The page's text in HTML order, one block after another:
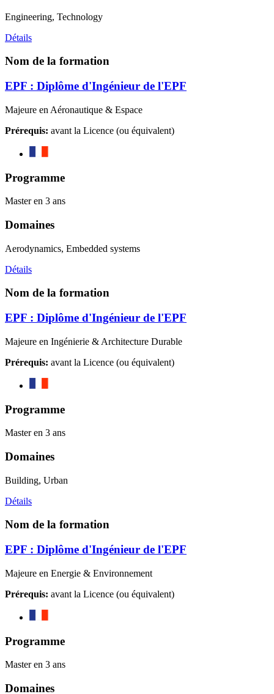
Engineering, Technology
Détails
Nom de la formation
EPF : Diplôme d'Ingénieur de l'EPF
Majeure en Aéronautique & Espace
Prérequis: avant la Licence (ou équivalent)
Programme
Master en 3 ans
Domaines
Aerodynamics, Embedded systems
Détails
Nom de la formation
EPF : Diplôme d'Ingénieur de l'EPF
Majeure en Ingénierie & Architecture Durable
Prérequis: avant la Licence (ou équivalent)
Programme
Master en 3 ans
Domaines
Building, Urban
Détails
Nom de la formation
EPF : Diplôme d'Ingénieur de l'EPF
Majeure en Energie & Environnement
Prérequis: avant la Licence (ou équivalent)
Programme
Master en 3 ans
Domaines